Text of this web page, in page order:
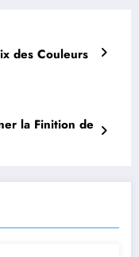
des Couleurs
la Finition de